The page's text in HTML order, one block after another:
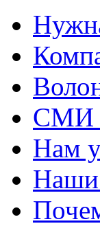
СМИ
Нам
Наши